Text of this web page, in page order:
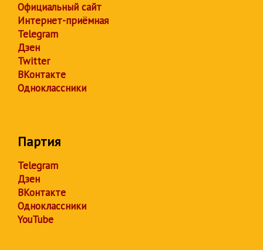
Официальный сайт
Интернет-приёмная
Telegram
Дзен
Twitter
ВКонтакте
Одноклассники
Партия
Telegram
Дзен
ВКонтакте
Одноклассники
YouTube